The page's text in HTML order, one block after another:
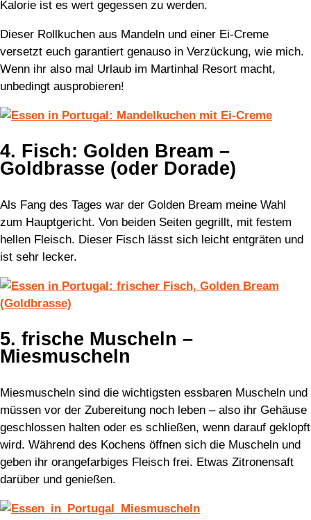
Kalorie ist es wert gegessen zu werden.
Dieser Rollkuchen aus Mandeln und einer Ei-Creme
versetzt euch garantiert genauso in Verzückung, wie mich.
Wenn ihr also mal Urlaub im Martinhal Resort macht,
unbedingt ausprobieren!
4. Fisch: Golden Bream –
Goldbrasse (oder Dorade)
Als Fang des Tages war der Golden Bream meine Wahl
zum Hauptgericht. Von beiden Seiten gegrillt, mit festem
hellen Fleisch. Dieser Fisch lässt sich leicht entgräten und
ist sehr lecker.
5. frische Muscheln –
Miesmuscheln
Miesmuscheln sind die wichtigsten essbaren Muscheln und
müssen vor der Zubereitung noch leben – also ihr Gehäuse
geschlossen halten oder es schließen, wenn darauf geklopft
wird. Während des Kochens öffnen sich die Muscheln und
geben ihr orangefarbiges Fleisch frei. Etwas Zitronensaft
darüber und genießen.